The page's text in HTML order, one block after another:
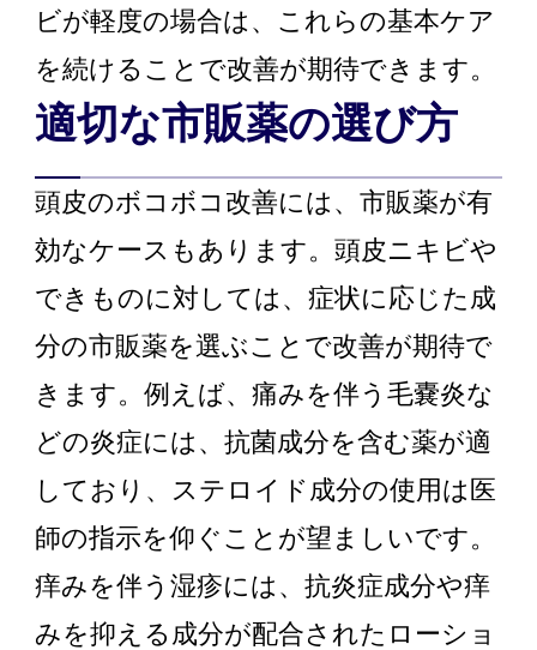
ビが軽度の場合は、これらの基本ケア
を続けることで改善が期待できます。
適切な市販薬の選び方
頭皮のボコボコ改善には、市販薬が有
効なケースもあります。頭皮ニキビや
できものに対しては、症状に応じた成
分の市販薬を選ぶことで改善が期待で
きます。例えば、痛みを伴う毛嚢炎な
どの炎症には、抗菌成分を含む薬が適
しており、ステロイド成分の使用は医
師の指示を仰ぐことが望ましいです。
痒みを伴う湿疹には、抗炎症成分や痒
みを抑える成分が配合されたローショ